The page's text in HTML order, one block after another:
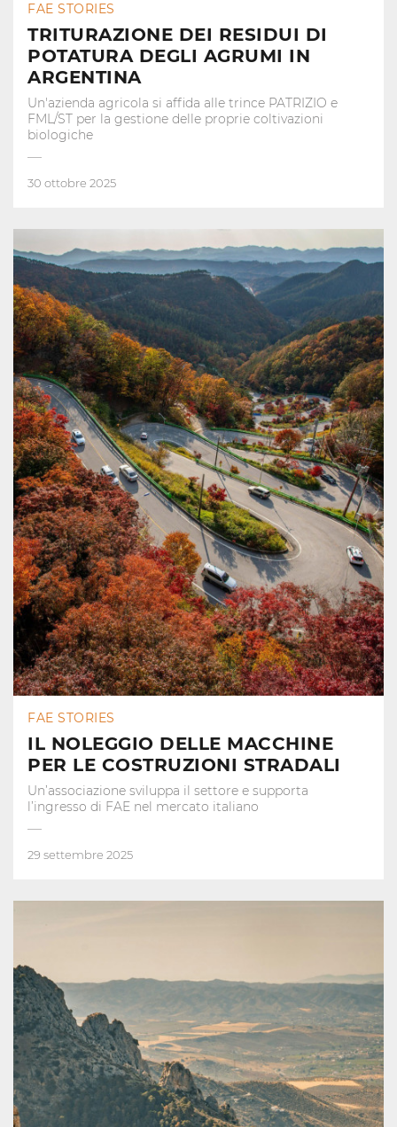
FAE STORIES
TRITURAZIONE DEI RESIDUI DI
POTATURA DEGLI AGRUMI IN
ARGENTINA
Un'azienda agricola si affida alle trince PATRIZIO e
FML/ST per la gestione delle proprie coltivazioni
biologiche
30 ottobre 2025
FAE STORIES
IL NOLEGGIO DELLE MACCHINE
PER LE COSTRUZIONI STRADALI
Un’associazione sviluppa il settore e supporta
l’ingresso di FAE nel mercato italiano
29 settembre 2025